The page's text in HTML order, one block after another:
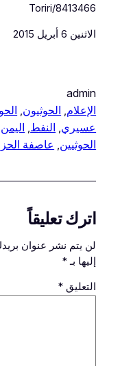
Toriri/8413466
الاثنين 6 أبريل 2015
admin
الإعلام, الحوثيون,
عسيري, النفط, اليمن
الحوثيين, عاصفة
اترك تعليقاً
لن يتم نشر عنوان
إليها بـ*
التعليق *